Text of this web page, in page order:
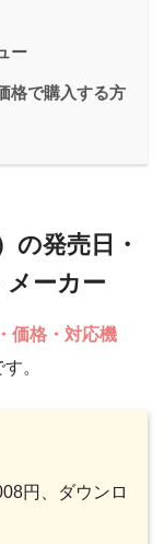
ー
格で購入する方
の発売日・
メーカー
価格・対応機
。
円、ダウンロ